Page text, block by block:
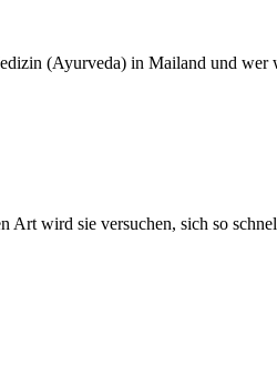
(Ayurveda) in Mailand und
Art wird sie versuchen, sich so